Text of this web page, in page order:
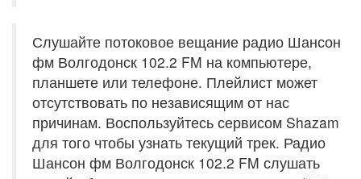
Слушайте потоковое вещание радио Шансон
фм Волгодонск 102.2 FM на компьютере,
планшете или телефоне. Плейлист может
отсутствовать по независящим от нас
причинам. Воспользуйтесь сервисом Shazam
для того чтобы узнать текущий трек. Радио
Шансон фм Волгодонск 102.2 FM слушать